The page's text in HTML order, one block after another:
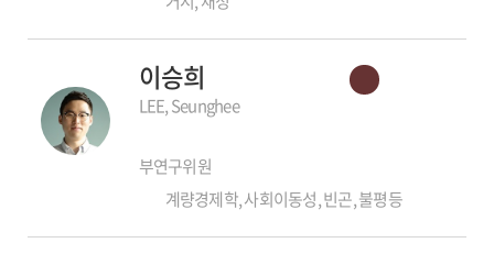
이승희
LEE, Seunghee
부연구위원
계량경제학, 사회이동성, 빈곤, 불평등